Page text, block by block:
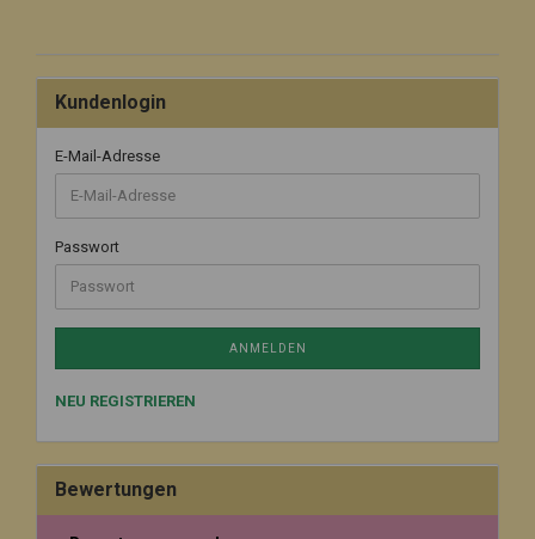
Kundenlogin
E-Mail-Adresse
Passwort
ANMELDEN
NEU REGISTRIEREN
Bewertungen